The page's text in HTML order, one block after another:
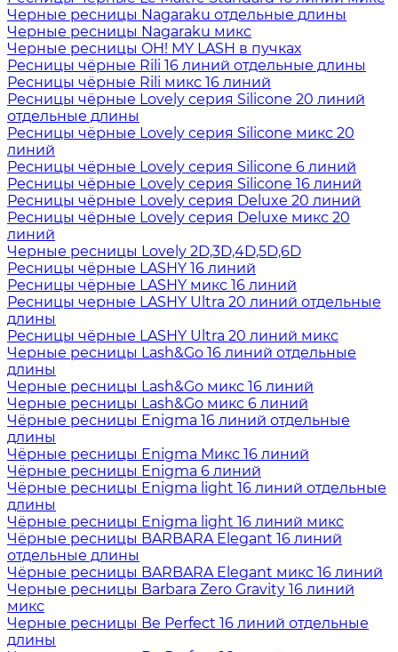
Черные ресницы Nagaraku отдельные длины
Черные ресницы Nagaraku микс
Черные ресницы OH! MY LASH в пучках
Ресницы чёрные Rili 16 линий отдельные длины
Ресницы чёрные Rili микс 16 линий
Ресницы чёрные Lovely серия Silicone 20 линий
отдельные длины
Ресницы чёрные Lovely серия Silicone микс 20
линий
Ресницы чёрные Lovely серия Silicone 6 линий
Ресницы чёрные Lovely серия Silicone 16 линий
Ресницы чёрные Lovely серия Deluxe 20 линий
Ресницы чёрные Lovely серия Deluxe микс 20
линий
Черные ресницы Lovely 2D,3D,4D,5D,6D
Ресницы чёрные LASHY 16 линий
Ресницы чёрные LASHY микс 16 линий
Ресницы черные LASHY Ultra 20 линий отдельные
длины
Ресницы чёрные LASHY Ultra 20 линий микс
Черные ресницы Lash&Go 16 линий отдельные
длины
Черные ресницы Lash&Go микс 16 линий
Черные ресницы Lash&Go микс 6 линий
Чёрные ресницы Enigma 16 линий отдельные
длины
Чёрные ресницы Enigma Микс 16 линий
Чёрные ресницы Enigma 6 линий
Чёрные ресницы Enigma light 16 линий отдельные
длины
Чёрные ресницы Enigma light 16 линий микс
Чёрные ресницы BARBARA Elegant 16 линий
отдельные длины
Чёрные ресницы BARBARA Elegant микс 16 линий
Черные ресницы Barbara Zero Gravity 16 линий
микс
Черные ресницы Be Perfect 16 линий отдельные
длины